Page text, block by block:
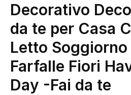
Decorativo
da te per Casa
Letto Soggiorno
Farfalle Fiori
Day -Fai da te